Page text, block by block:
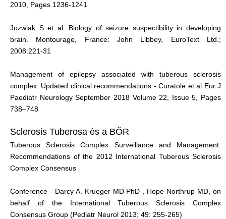
2010, Pages 1236-1241
Jozwiak S et al: Biology of seizure suspectibility in developing
brain. Montourage, France: John Libbey, EuroText Ltd.;
2008:221-31
Management of epilepsy associated with tuberous sclerosis
complex: Updated clinical recommendations - Curatole et al Eur J
Paediatr Neurology September 2018 Volume 22, Issue 5, Pages
738–748
Sclerosis Tuberosa és a BŐR
Tuberous Sclerosis Complex Surveillance and Management:
Recommendations of the 2012 International Tuberous Sclerosis
Complex Consensus
Conference - Darcy A. Krueger MD PhD , Hope Northrup MD, on
behalf of the International Tuberous Sclerosis Complex
Consensus Group (Pediatr Neurol 2013; 49: 255-265)